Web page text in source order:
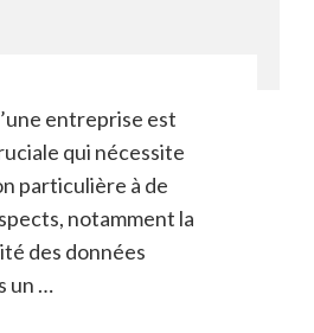
entreprise est
qui nécessite
particulière à de
notamment la
des données
un …